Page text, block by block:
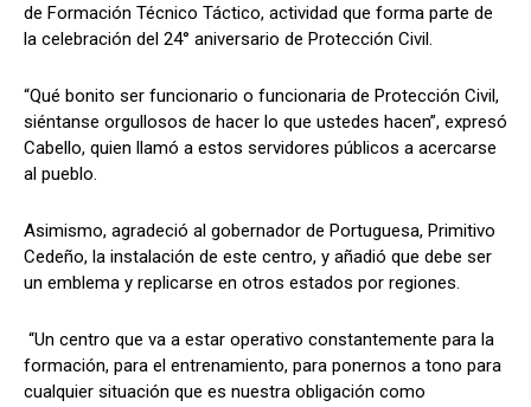
de Formación Técnico Táctico, actividad que forma parte de
la celebración del 24° aniversario de Protección Civil.
“Qué bonito ser funcionario o funcionaria de Protección Civil,
siéntanse orgullosos de hacer lo que ustedes hacen”, expresó
Cabello, quien llamó a estos servidores públicos a acercarse
al pueblo.
Asimismo, agradeció al gobernador de Portuguesa, Primitivo
Cedeño, la instalación de este centro, y añadió que debe ser
un emblema y replicarse en otros estados por regiones.
“Un centro que va a estar operativo constantemente para la
formación, para el entrenamiento, para ponernos a tono para
cualquier situación que es nuestra obligación como